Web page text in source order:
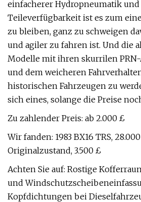
einfacherer Hydropneumatik und
Teileverfügbarkeit ist es zum
zu bleiben, ganz zu schweigen
und agiler zu fahren ist. Und die
Modelle mit ihren skurrilen
und dem weicheren
historischen Fahrzeugen zu
sich eines, solange die Preise
Zu zahlender Preis: ab 2.000 £
Wir fanden: 1983 BX16 TRS,
Originalzustand, 3.500 £
Achten Sie auf: Rostige
und
Kopfdichtungen bei